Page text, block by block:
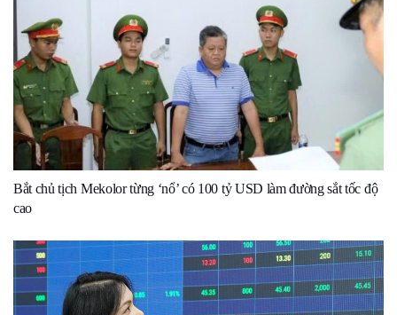
Bắt chủ tịch Mekolor từng ‘nổ’ có 100 tỷ USD làm đường sắt tốc độ
cao